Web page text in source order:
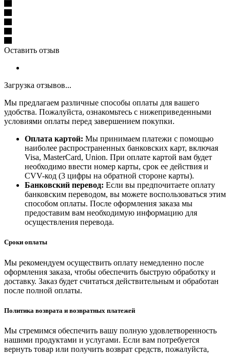
Оставить отзыв
Загрузка отзывов...
Мы предлагаем различные способы оплаты для вашего
удобства. Пожалуйста, ознакомьтесь с нижеприведенными
условиями оплаты перед завершением покупки.
Оплата картой: Мы принимаем платежи с помощью
наиболее распространенных банковских карт, включая
Visa, MasterCard, Union. При оплате картой вам будет
необходимо ввести номер карты, срок ее действия и
CVV-код (3 цифры на обратной стороне карты).
Банковский перевод: Если вы предпочитаете оплату
банковским переводом, вы можете воспользоваться этим
способом оплаты. После оформления заказа мы
предоставим вам необходимую информацию для
осуществления перевода.
Сроки оплаты
Мы рекомендуем осуществить оплату немедленно после
оформления заказа, чтобы обеспечить быструю обработку и
доставку. Заказ будет считаться действительным и обработан
после полной оплаты.
Политика возврата и возвратных платежей
Мы стремимся обеспечить вашу полную удовлетворенность
нашими продуктами и услугами. Если вам потребуется
вернуть товар или получить возврат средств, пожалуйста,